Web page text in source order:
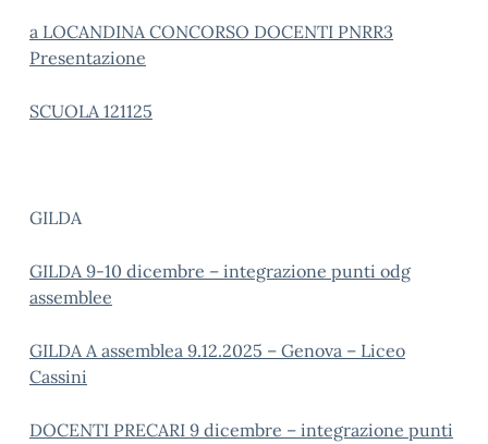
a LOCANDINA CONCORSO DOCENTI PNRR3
Presentazione
SCUOLA 121125
GILDA
GILDA 9-10 dicembre – integrazione punti odg
assemblee
GILDA A assemblea 9.12.2025 – Genova – Liceo
Cassini
DOCENTI PRECARI 9 dicembre – integrazione punti